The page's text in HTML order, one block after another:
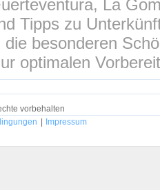
La
Tipps zu
die besonderen
optimalen
vorbehalten
Impressum